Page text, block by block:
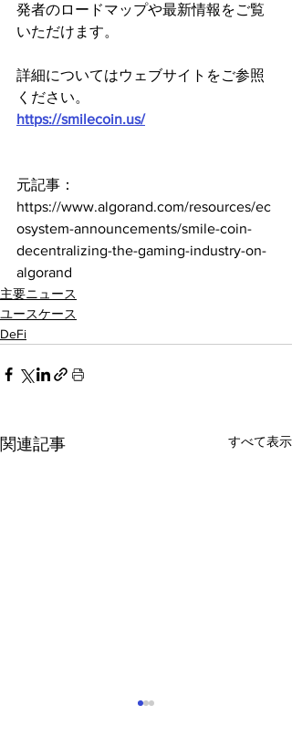
発者のロードマップや最新情報をご覧
いただけます。
詳細についてはウェブサイトをご参照
ください。
https://smilecoin.us/
元記事：
https://www.algorand.com/resources/ec
osystem-announcements/smile-coin-
decentralizing-the-gaming-industry-on-
algorand
主要ニュース
ユースケース
DeFi
関連記事 すべて表示